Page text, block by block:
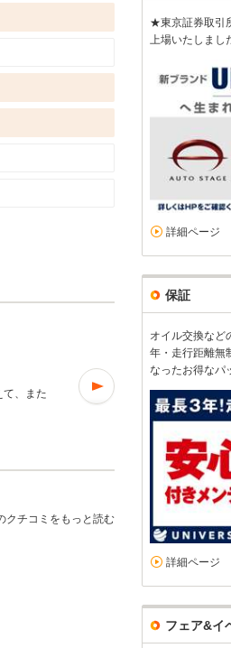
て、また
良いお
総合評価
現車確認
が、購入
シトロエ
クチコミをもっと読む
★東京証券取引
上場いたしまし
詳細ページ
保証
オイル交換など
年・走行距離無
なったお得なパ
詳細ページ
フェア&イ